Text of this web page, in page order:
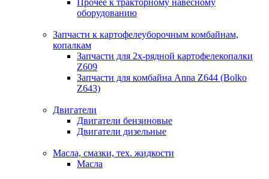
оборудованию
Запчасти к картофелеуборочным комбайнам,
копалкам
Запчасти для 2х-рядной картофелекопалки
Z609
Запчасти для комбайна Anna Z644 (Bolko
Z643)
Двигатели
Двигатели бензиновые
Двигатели дизельные
Масла, смазки, тех. жидкости
Масла